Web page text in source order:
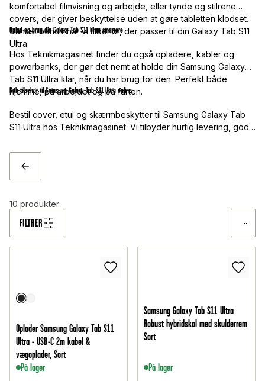
komfortabel filmvisning og arbejde, eller tynde og stilrene
covers, der giver beskyttelse uden at gøre tabletten klodset.
Uanset behov har vi tilbehør, der passer til din Galaxy Tab S11
Ultra.
Oplad og brug din Galaxy Tab S11 Ultra smartere
Hos Teknikmagasinet finder du også opladere, kabler og
powerbanks, der gør det nemt at holde din Samsung Galaxy
Tab S11 Ultra klar, når du har brug for den. Perfekt både
hjemme, på arbejdet og på farten.
Køb tilbehør til Samsung Galaxy Tab S11 Ultra online
Bestil cover, etui og skærmbeskytter til Samsung Galaxy Tab
S11 Ultra hos Teknikmagasinet. Vi tilbyder hurtig levering, gode
din tablet den beskyttelse og funktionalitet, den fortjener.
TILBAGE
FILTRER
10 produkter
Oplader Samsung Galaxy Tab S11
Ultra - USB-C 2m kabel &
vægoplader, Sort
På lager
Samsung Galaxy Tab S11 Ultra
Robust hybridskal med skulderrem
Sort
På lager